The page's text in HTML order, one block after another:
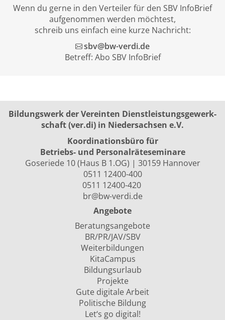
Wenn du gerne in den Verteiler für den SBV InfoBrief
aufgenommen werden möchtest,
schreib uns einfach eine kurze Nachricht:
sbv@bw-verdi.de
Betreff: Abo SBV InfoBrief
Bildungswerk der Vereinten Dienst­leis­tungs­ge­werk­
schaft (ver.di) in Niedersachsen e.V.
Koordinationsbüro für
Betriebs- und Personalräte­seminare
Goseriede 10 (Haus B 1.OG) | 30159 Hannover
0511 12400-400
0511 12400-420
br@bw-verdi.de
Angebote
Beratungsangebote
BR/PR/JAV/SBV
Weiterbildungen
KitaCampus
Bildungsurlaub
Projekte
Gute digitale Arbeit
Politische Bildung
Let‘s go digital!